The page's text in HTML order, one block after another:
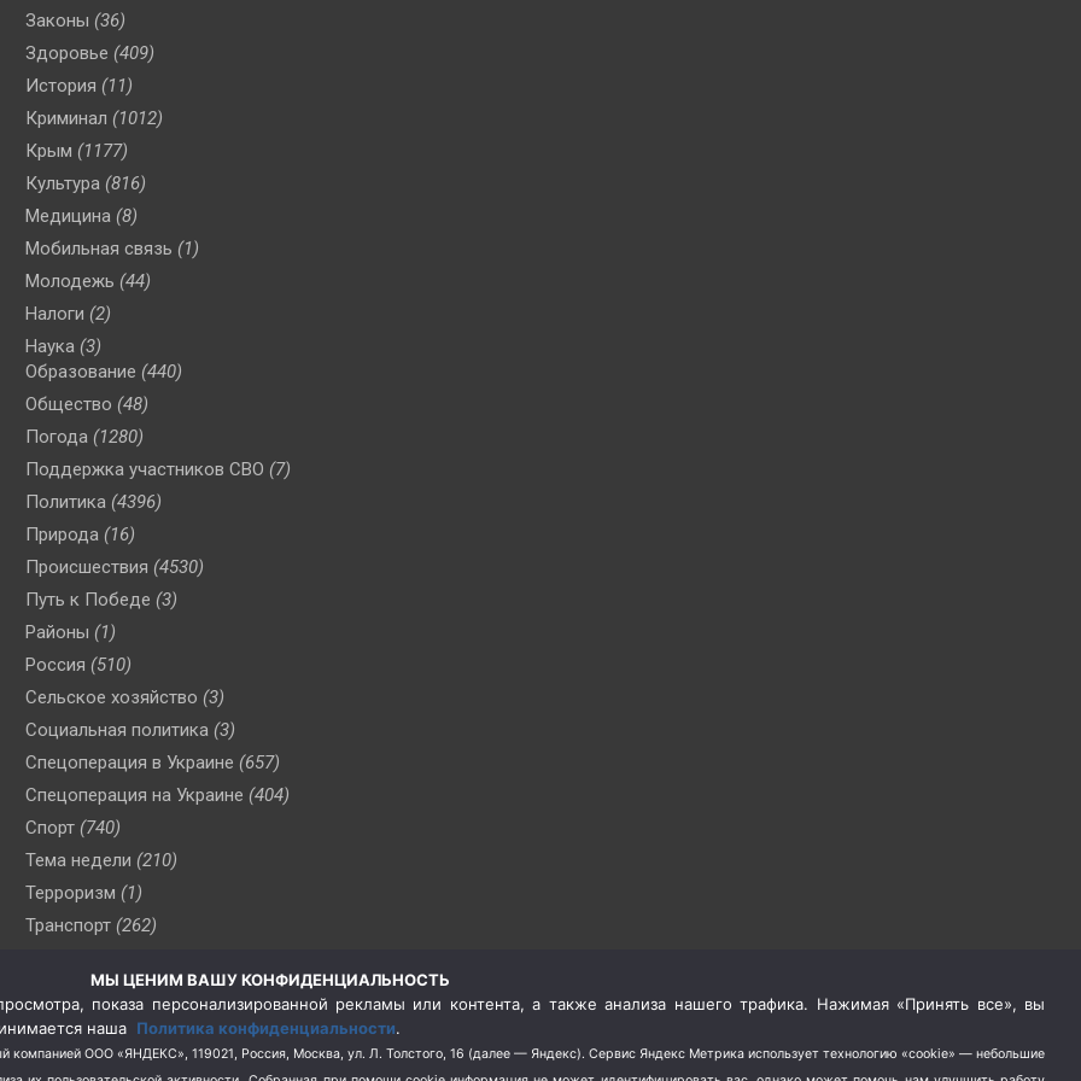
Законы (36)
Здоровье (409)
История (11)
Криминал (1012)
Крым (1177)
Культура (816)
Медицина (8)
Мобильная связь (1)
Молодежь (44)
Налоги (2)
Наука (3)
Образование (440)
Общество (48)
Погода (1280)
Поддержка участников СВО (7)
Политика (4396)
Природа (16)
Происшествия (4530)
Путь к Победе (3)
Районы (1)
Россия (510)
Сельское хозяйство (3)
Социальная политика (3)
Спецоперация в Украине (657)
Спецоперация на Украине (404)
Спорт (740)
Тема недели (210)
Терроризм (1)
Транспорт (262)
(76)
Цены (2)
Школа и спорт (2)
МЫ ЦЕНИМ ВАШУ КОНФИДЕНЦИАЛЬНОСТЬ
показа персонализированной рекламы или контента, а также анализа нашего трафика. Нажимая «Принять все», вы
наша Политика конфиденциальности.
компанией ООО «ЯНДЕКС», 119021, Россия, Москва, ул. Л. Толстого, 16 (далее — Яндекс). Сервис Яндекс Метрика использует технологию «cookie» — небольшие